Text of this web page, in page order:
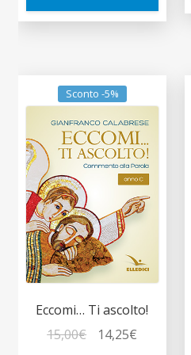
Sconto -5%
Eccomi… Ti ascolto!
15,00€ 14,25€